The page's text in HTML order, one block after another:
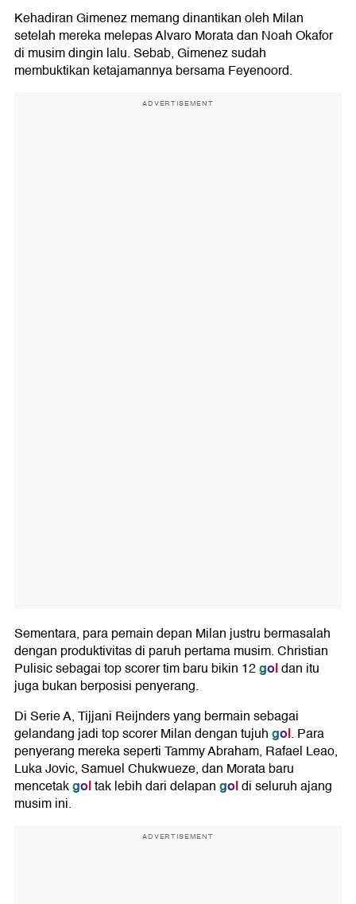
Kehadiran Gimenez memang dinantikan oleh Milan
setelah mereka melepas Alvaro Morata dan Noah Okafor
di musim dingin lalu. Sebab, Gimenez sudah
membuktikan ketajamannya bersama Feyenoord.
ADVERTISEMENT
Sementara, para pemain depan Milan justru bermasalah
dengan produktivitas di paruh pertama musim. Christian
Pulisic sebagai top scorer tim baru bikin 12goldan itu
juga bukan berposisi penyerang.
Di Serie A, Tijjani Reijnders yang bermain sebagai
gelandang jadi top scorer Milan dengan tujuhgol. Para
penyerang mereka seperti Tammy Abraham, Rafael Leao,
Luka Jovic, Samuel Chukwueze, dan Morata baru
mencetakgoltak lebih dari delapangoldi seluruh ajang
musim ini.
ADVERTISEMENT